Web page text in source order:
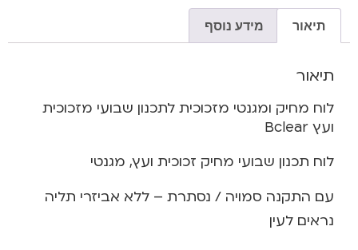
תיאור מידע נוסף
תיאור
לוח מחיק ומגנטי מזכוכית לתכנון שבועי מזכוכית
ועץ Bclear
לוח תכנון שבועי מחיק זכוכית ועץ, מגנטי
עם התקנה סמויה / נסתרת – ללא אביזרי תליה
נראים לעין